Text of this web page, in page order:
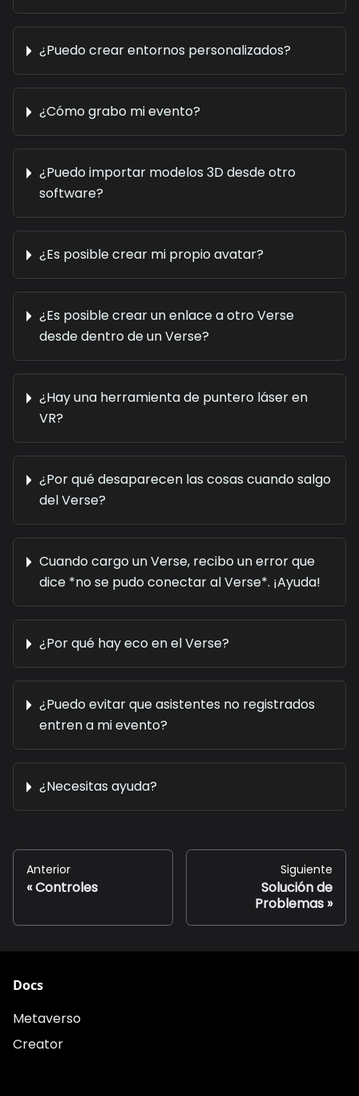
¿Puedo crear entornos personalizados?
¿Cómo grabo mi evento?
¿Puedo importar modelos 3D desde otro
software?
¿Es posible crear mi propio avatar?
¿Es posible crear un enlace a otro Verse
desde dentro de un Verse?
¿Hay una herramienta de puntero láser en
VR?
¿Por qué desaparecen las cosas cuando salgo
del Verse?
Cuando cargo un Verse, recibo un error que
dice *no se pudo conectar al Verse*. ¡Ayuda!
¿Por qué hay eco en el Verse?
¿Puedo evitar que asistentes no registrados
entren a mi evento?
¿Necesitas ayuda?
Anterior
Controles
Siguiente
Solución de
Problemas
Docs
Metaverso
Creator